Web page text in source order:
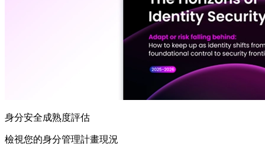
身分安全成熟度評估
檢視您的身分管理計畫現況